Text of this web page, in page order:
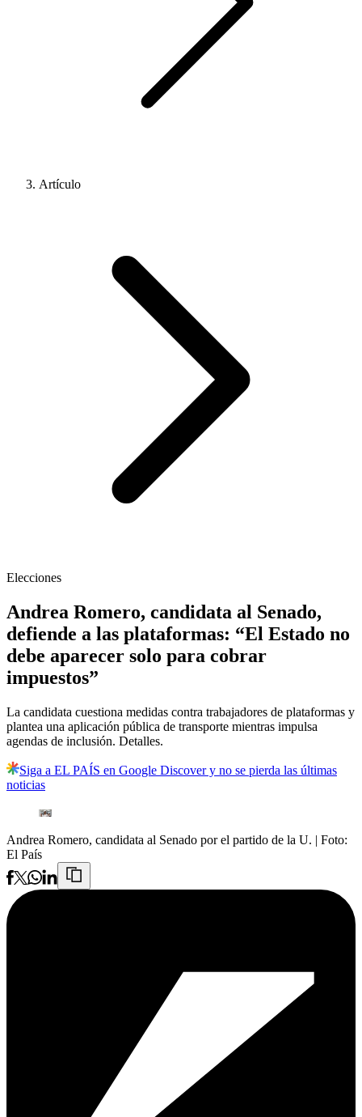
Artículo
Elecciones
Andrea Romero, candidata al Senado,
defiende a las plataformas: “El Estado no
debe aparecer solo para cobrar
impuestos”
La candidata cuestiona medidas contra trabajadores de plataformas y
plantea una aplicación pública de transporte mientras impulsa
agendas de inclusión. Detalles.
Siga a EL PAÍS en Google Discover y no se pierda las últimas
noticias
Andrea Romero, candidata al Senado por el partido de la U. | Foto:
El País